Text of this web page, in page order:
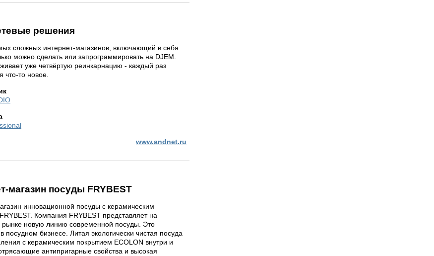
решения
сложных интернет-магазинов, включающий в себя
можно сделать или запрограммировать на DJEM.
уже четвёртую реинкарнацию - каждый раз
что-то новое.
www.andnet.ru
магазин посуды FRYBEST
инновационной посуды с керамическим
Компания FRYBEST представляет на
рынке новую линию современной посуды. Это
посудном бизнесе. Литая экологически чистая посуда
с керамическим покрытием ECOLON внутри и
антипригарные свойства и высокая